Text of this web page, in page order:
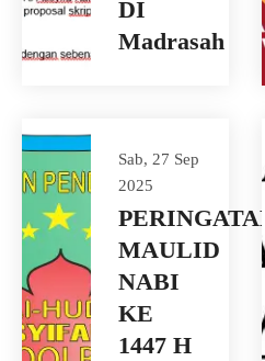
DI
Madrasah
Sab, 27 Sep
2025
PERINGATAN
MAULID
NABI
KE
1447 H